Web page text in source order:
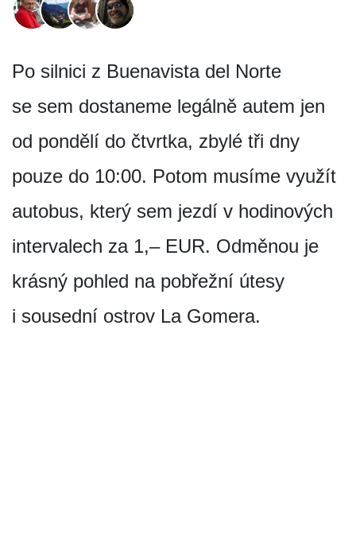
Po silnici z Buenavista del Norte
se sem dostaneme legálně autem jen
od pondělí do čtvrtka, zbylé tři dny
pouze do 10:00. Potom musíme využít
autobus, který sem jezdí v hodinových
intervalech za 1,– EUR. Odměnou je
krásný pohled na pobřežní útesy
i sousední ostrov La Gomera.